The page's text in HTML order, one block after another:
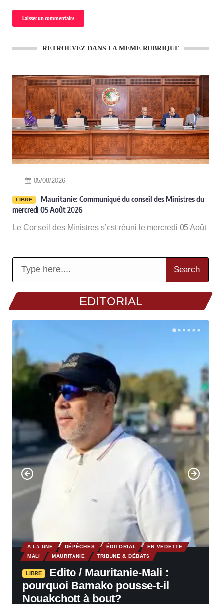
RETROUVEZ DANS LA MEME RUBRIQUE
05/08/2026
LIBRE
Mauritanie: Communiqué du conseil des Ministres du
mercredi 05 Août 2026
Le Conseil des Ministres s’est réuni le mercredi 05 Août
Search
EDITORIAL
A LA UNE DÉPÊCHES ÉDITORIAL
EN VEDETTE
MALI
MAURITANIE TRIBUNE & DÉBATS
LIBRE
Edito / Mauritanie-Mali :
pourquoi Bamako pousse-t-il
Nouakchott à bout?